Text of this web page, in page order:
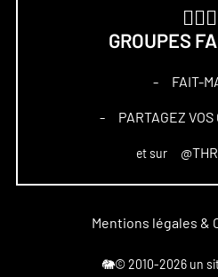
GROUPES
– FAIT-
– PARTAGEZ
et sur
Mentions légales &
🐘© 2010-2026 un